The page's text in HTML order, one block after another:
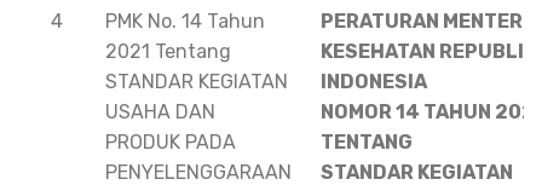
4
PMK No. 14 Tahun
2021 Tentang
STANDAR KEGIATAN
USAHA DAN
PRODUK PADA
PENYELENGGARAAN
PERATURAN MENTERI
KESEHATAN REPUBLIK
INDONESIA
NOMOR 14 TAHUN
TENTANG
STANDAR KEGIATAN